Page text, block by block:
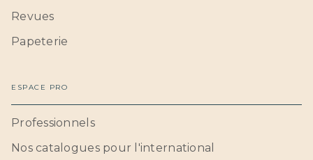
Revues
Papeterie
ESPACE PRO
Professionnels
Nos catalogues pour l'international